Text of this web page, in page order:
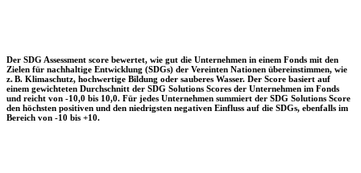
Der SDG Assessment score bewertet, wie gut die Unternehmen in einem Fonds mit den
Zielen für nachhaltige Entwicklung (SDGs) der Vereinten Nationen übereinstimmen, wie
z. B. Klimaschutz, hochwertige Bildung oder sauberes Wasser. Der Score basiert auf
einem gewichteten Durchschnitt der SDG Solutions Scores der Unternehmen im Fonds
und reicht von -10,0 bis 10,0. Für jedes Unternehmen summiert der SDG Solutions Score
den höchsten positiven und den niedrigsten negativen Einfluss auf die SDGs, ebenfalls im
Bereich von -10 bis +10.